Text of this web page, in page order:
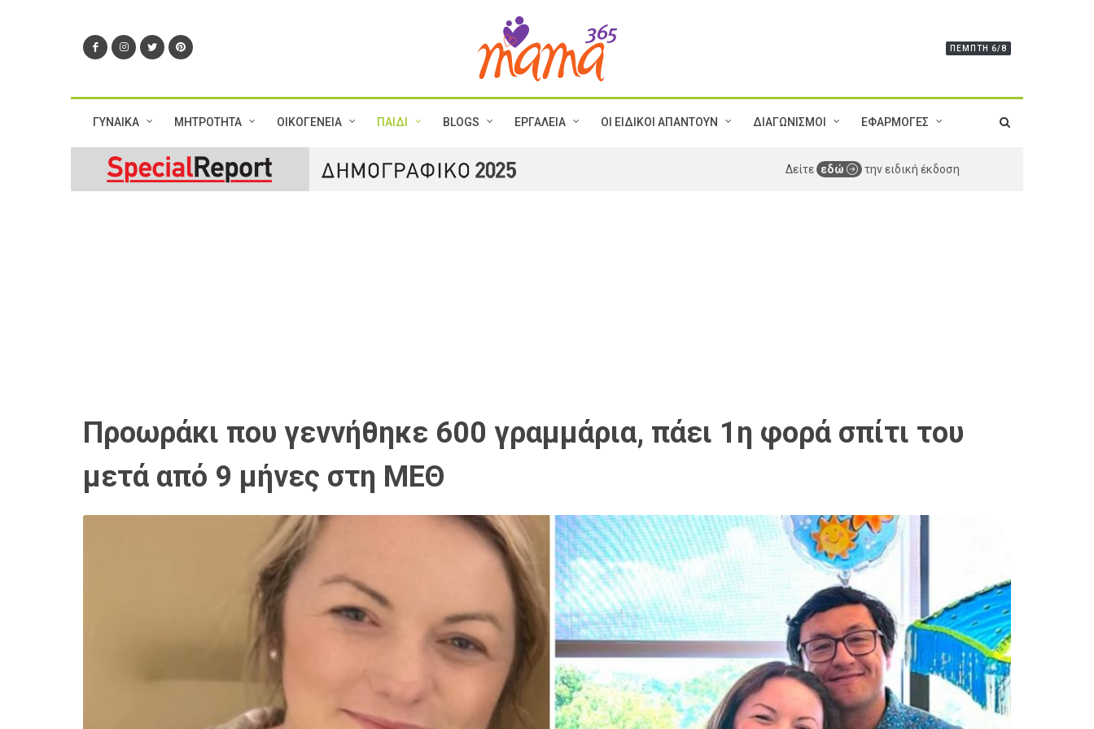
ΠΈΜΠΤΗ 6/8
ΓΥΝΑΙΚΑ ΜΗΤΡΟΤΗΤΑ ΟΙΚΟΓΕΝΕΙΑ ΠΑΙΔΙ BLOGS ΕΡΓΑΛΕΙΑ ΟΙ ΕΙΔΙΚΟΙ ΑΠΑΝΤΟΥΝ ΔΙΑΓΩΝΙΣΜΟΙ ΕΦΑΡΜΟΓΕΣ
Δείτε εδώ την ειδική έκδοση
Προωράκι που γεννήθηκε 600 γραμμάρια, πάει 1η φορά σπίτι του
μετά από 9 μήνες στη ΜΕΘ